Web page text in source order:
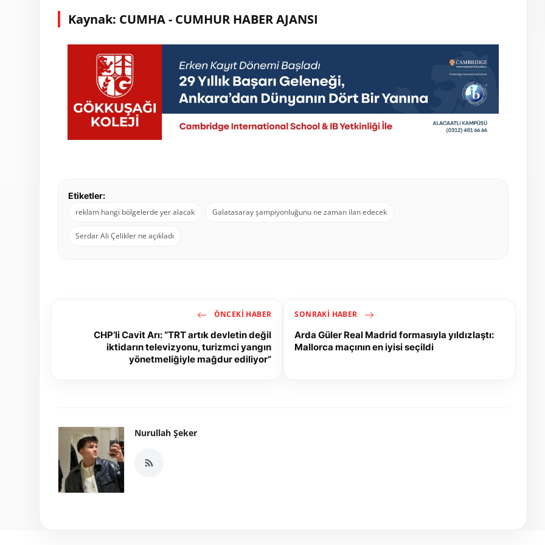
Kaynak: CUMHA - CUMHUR HABER AJANSI
Etiketler:
reklam hangi bölgelerde yer alacak
Galatasaray şampiyonluğunu ne zaman ilan edecek
Serdar Ali Çelikler ne açıkladı
ÖNCEKI HABER
CHP’li Cavit Arı: “TRT artık devletin değil
iktidarın televizyonu, turizmci yangın
yönetmeliğiyle mağdur ediliyor”
SONRAKI HABER
Arda Güler Real Madrid formasıyla yıldızlaştı:
Mallorca maçının en iyisi seçildi
Nurullah Şeker